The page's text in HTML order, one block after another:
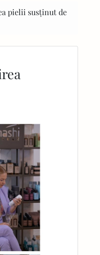
pielii susținut de